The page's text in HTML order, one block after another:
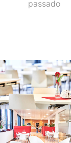
passado